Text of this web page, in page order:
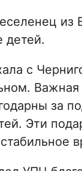
из
детей.
с
за
Эти